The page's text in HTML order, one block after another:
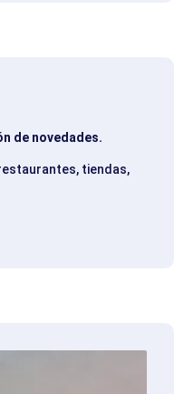
de novedades.
tiendas,